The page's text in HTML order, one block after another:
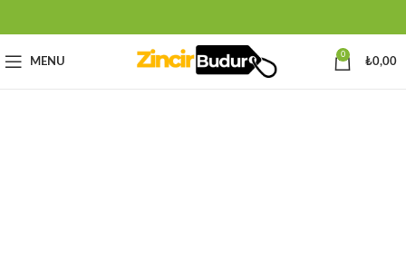
MENU
0
₺0,00